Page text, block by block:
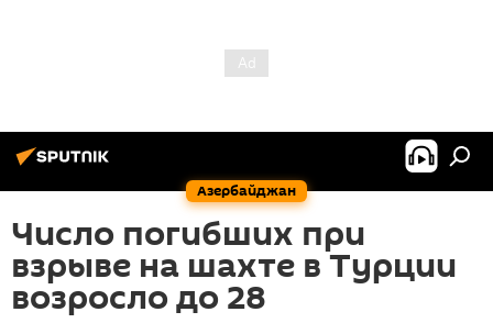
Азербайджан
Число погибших при
взрыве на шахте в Турции
возросло до 28